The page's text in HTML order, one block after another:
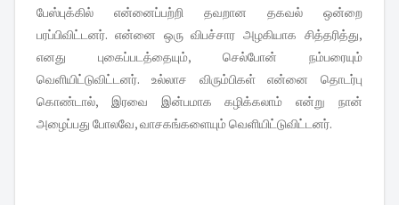
பேஸ்புக்கில் என்னைப்பற்றி தவறான தகவல் ஒன்றை
பரப்பிவிட்டனர். என்னை ஒரு விபச்சார அழகியாக சித்தரித்து,
எனது புகைப்படத்தையும், செல்போன் நம்பரையும்
வெளியிட்டுவிட்டனர். உல்லாச விரும்பிகள் என்னை தொடர்பு
கொண்டால், இரவை இன்பமாக கழிக்கலாம் என்று நான்
அழைப்பது போலவே, வாசகங்களையும் வெளியிட்டுவிட்டனர்.